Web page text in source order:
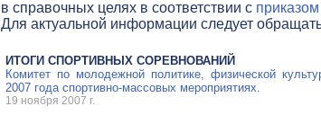
в справочных целях в соответствии с приказом
Для актуальной информации следует
ИТОГИ СПОРТИВНЫХ СОРЕВНОВАНИЙ
Комитет по молодежной политике, физической
2007 года спортивно-массовых мероприятиях.
19 ноября 2007 г.